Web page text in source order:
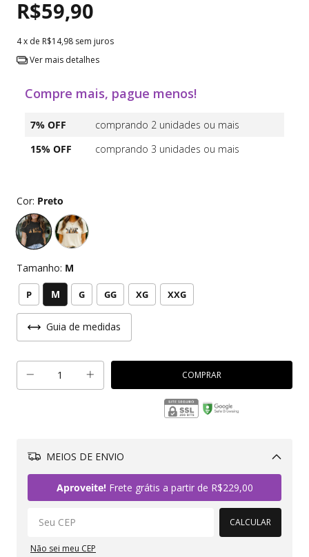
R$59,90
4x de R$14,98 sem juros
Ver mais detalhes
Compre mais, pague menos!
7% OFF
comprando 2 unidades ou mais
15% OFF
comprando 3 unidades ou mais
Cor: Preto
Tamanho: M
P M G GG XG XXG
Guia de medidas
MEIOS DE ENVIO
Aproveite!Frete grátis a partir de R$229,00
CALCULAR
Não sei meu CEP